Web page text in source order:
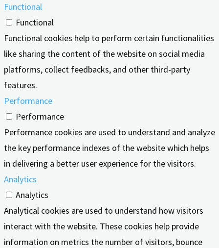
Functional
Functional
Functional cookies help to perform certain functionalities
like sharing the content of the website on social media
platforms, collect feedbacks, and other third-party
features.
Performance
Performance
Performance cookies are used to understand and analyze
the key performance indexes of the website which helps
in delivering a better user experience for the visitors.
Analytics
Analytics
Analytical cookies are used to understand how visitors
interact with the website. These cookies help provide
information on metrics the number of visitors, bounce